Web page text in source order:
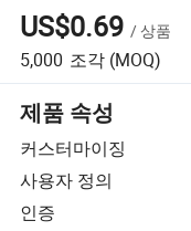
US$0.69 / 상품
5,000 조각 (MOQ)
제품 속성
커스터마이징
사용자 정의
인증